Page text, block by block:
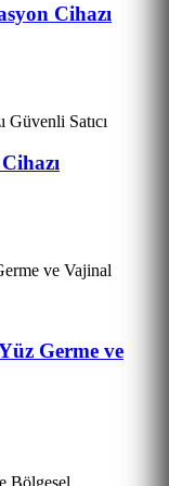
Cihazı
Güvenli Satıcı
Germe ve